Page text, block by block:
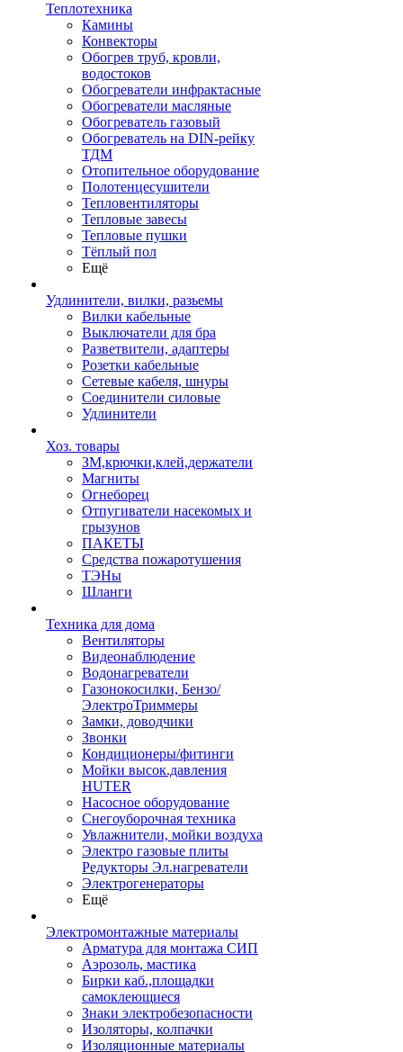
Теплотехника
Камины
Конвекторы
Обогрев труб, кровли,
водостоков
Обогреватели инфрактасные
Обогреватели масляные
Обогреватель газовый
Обогреватель на DIN-рейку
ТДМ
Отопительное оборудование
Полотенцесушители
Тепловентиляторы
Тепловые завесы
Тепловые пушки
Тёплый пол
Ещё
Удлинители, вилки, разьемы
Вилки кабельные
Выключатели для бра
Разветвители, адаптеры
Розетки кабельные
Сетевые кабеля, шнуры
Соединители силовые
Удлинители
Хоз. товары
ЗМ,крючки,клей,держатели
Магниты
Огнеборец
Отпугиватели насекомых и
грызунов
ПАКЕТЫ
Средства пожаротушения
ТЭНы
Шланги
Техника для дома
Вентиляторы
Видеонаблюдение
Водонагреватели
Газонокосилки, Бензо/
ЭлектроТриммеры
Замки, доводчики
Звонки
Кондиционеры/фитинги
Мойки высок.давления
HUTER
Насосное оборудование
Снегоуборочная техника
Увлажнители, мойки воздуха
Электро газовые плиты
Редукторы Эл.нагреватели
Электрогенераторы
Ещё
Электромонтажные материалы
Арматура для монтажа СИП
Аэрозоль, мастика
Бирки каб.,площадки
самоклеющиеся
Знаки электробезопасности
Изоляторы, колпачки
Изоляционные материалы